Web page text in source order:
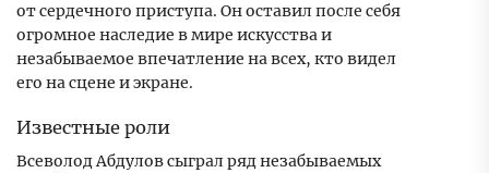
от сердечного приступа. Он оставил после себя
огромное наследие в мире искусства и
незабываемое впечатление на всех, кто видел
его на сцене и экране.
Известные роли
Всеволод Абдулов сыграл ряд незабываемых